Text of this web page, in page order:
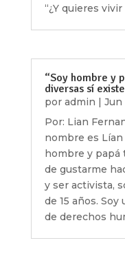
“¿Y quieres vivir
“Soy hombre y
diversas sí
por admin Jun
Por: Lian
nombre es
hombre y papá
de gustarme
y ser activista,
de 15 años.
de derechos